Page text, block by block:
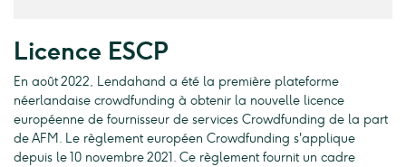
Licence ESCP
En août 2022, Lendahand a été la première plateforme
néerlandaise crowdfunding à obtenir la nouvelle licence
européenne de fournisseur de services Crowdfunding de la part
de AFM. Le règlement européen Crowdfunding s'applique
depuis le 10 novembre 2021. Ce règlement fournit un cadre